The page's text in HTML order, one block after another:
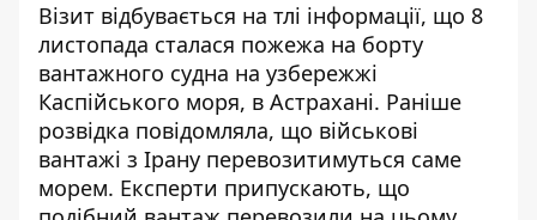
Візит відбувається на тлі інформації, що 8
листопада сталася пожежа на борту
вантажного судна на узбережжі
Каспійського моря, в Астрахані. Раніше
розвідка повідомляла, що військові
вантажі з Ірану перевозитимуться саме
морем. Експерти припускають, що